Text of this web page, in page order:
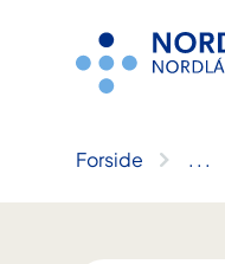
Forside .. .